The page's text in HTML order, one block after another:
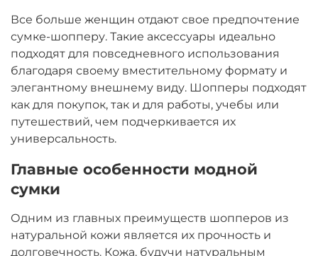
Все больше женщин отдают свое предпочтение
сумке-шопперу. Такие аксессуары идеально
подходят для повседневного использования
благодаря своему вместительному формату и
элегантному внешнему виду. Шопперы подходят
как для покупок, так и для работы, учебы или
путешествий, чем подчеркивается их
универсальность.
Главные особенности модной
сумки
Одним из главных преимуществ шопперов из
натуральной кожи является их прочность и
долговечность. Кожа, будучи натуральным